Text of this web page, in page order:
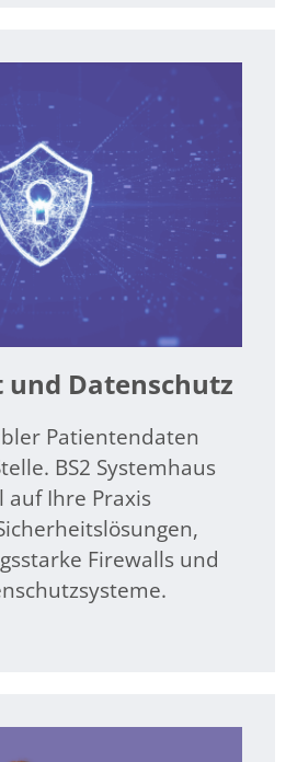
und Datenschutz
Patientendaten
BS2 Systemhaus
Ihre Praxis
Firewalls und